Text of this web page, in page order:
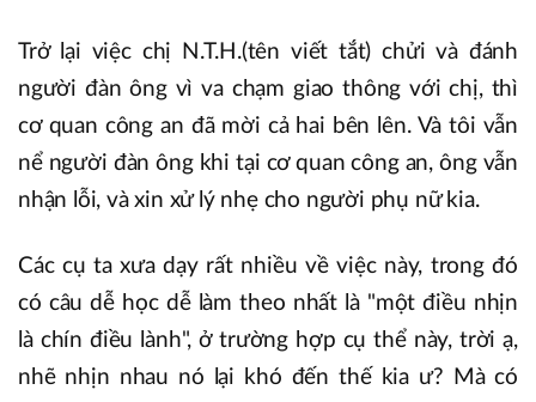
Trở lại việc chị N.T.H.(tên viết tắt) chửi và đánh
người đàn ông vì va chạm giao thông với chị, thì
cơ quan công an đã mời cả hai bên lên. Và tôi vẫn
nể người đàn ông khi tại cơ quan công an, ông vẫn
nhận lỗi, và xin xử lý nhẹ cho người phụ nữ kia.
Các cụ ta xưa dạy rất nhiều về việc này, trong đó
có câu dễ học dễ làm theo nhất là "một điều nhịn
là chín điều lành", ở trường hợp cụ thể này, trời ạ,
nhẽ nhịn nhau nó lại khó đến thế kia ư? Mà có